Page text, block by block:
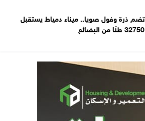
تضم ذرة وفول صويا.. ميناء دمياط يستقبل
32750 طنًا من البضائع